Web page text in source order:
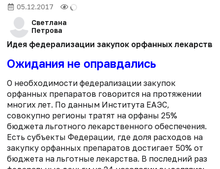
05.12.2017
Светлана
Петрова
Идея федерализации закупок орфанных
Ожидания не оправдались
О необходимости федерализации закупок
орфанных препаратов говорится на протяжении
многих лет. По данным Института ЕАЭС,
совокупно регионы тратят на орфаны 25%
бюджета льготного лекарственного обеспечения.
Есть субъекты Федерации, где доля расходов на
закупку орфанных препаратов достигает 50% от
бюджета на льготные лекарства. В последний раз